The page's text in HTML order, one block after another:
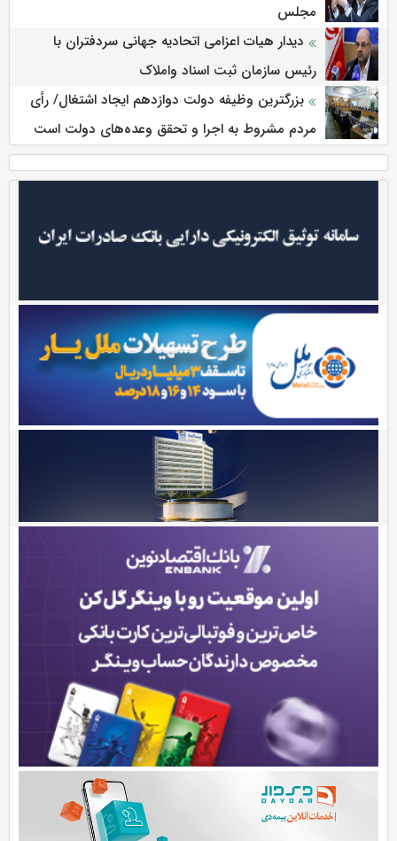
مجلس
دیدار هیات اعزامی اتحادیه جهانی سردفتران با
رئیس سازمان ثبت اسناد واملاک
بزرگترین وظیفه دولت دوازدهم ایجاد اشتغال/ رأی
مردم مشروط به اجرا و تحقق وعده‌های دولت است